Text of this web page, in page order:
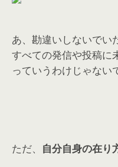
あ、勘違いしないでい
すべての発信や投稿に
っていうわけじゃない
ただ、 自分自身の在り